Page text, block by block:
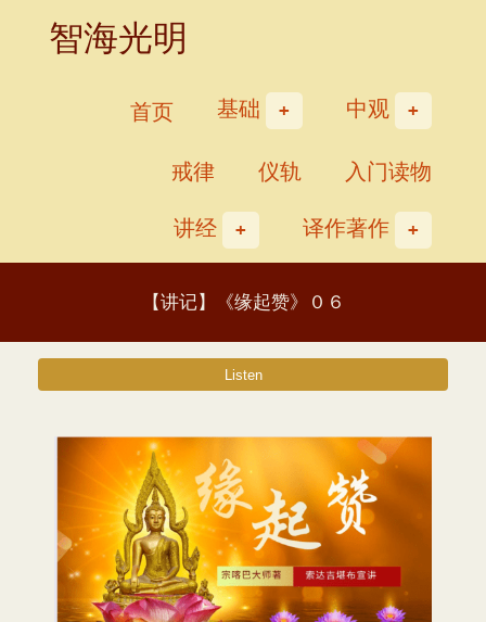
智海光明
首页 基础
中观
戒律
仪轨
入门读物
讲经
译作著作
【讲记】《缘起赞》０６